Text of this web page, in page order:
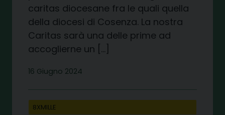
caritas diocesane fra le quali quella
della diocesi di Cosenza. La nostra
Caritas sarà una delle prime ad
accoglierne un […]
16 Giugno 2024
8XMILLE